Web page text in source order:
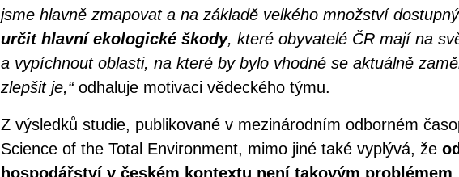
jsme hlavně zmapovat a na základě velkého množství
určit hlavní ekologické škody, které obyvatelé ČR mají na
a vypíchnout oblasti, na které by bylo vhodné se aktuálně
zlepšit je,“odhaluje motivaci vědeckého týmu.
Z výsledků studie, publikované v mezinárodním odborném
Science of the Total Environment, mimo jiné také vyplývá, že
hospodářství v českém kontextu není takovým problémem